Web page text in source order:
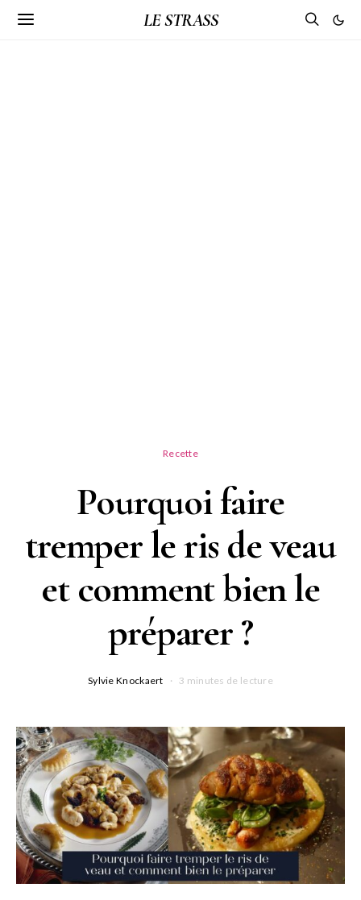
LE STRASS
Recette
Pourquoi faire
tremper le ris de veau
et comment bien le
préparer ?
Sylvie Knockaert 3 minutes de lecture